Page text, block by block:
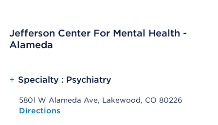
Jefferson Center For Mental Health -
Alameda
+ Specialty : Psychiatry
5801 W Alameda Ave, Lakewood, CO 80226
Opens native map application on mobile devices
Directions